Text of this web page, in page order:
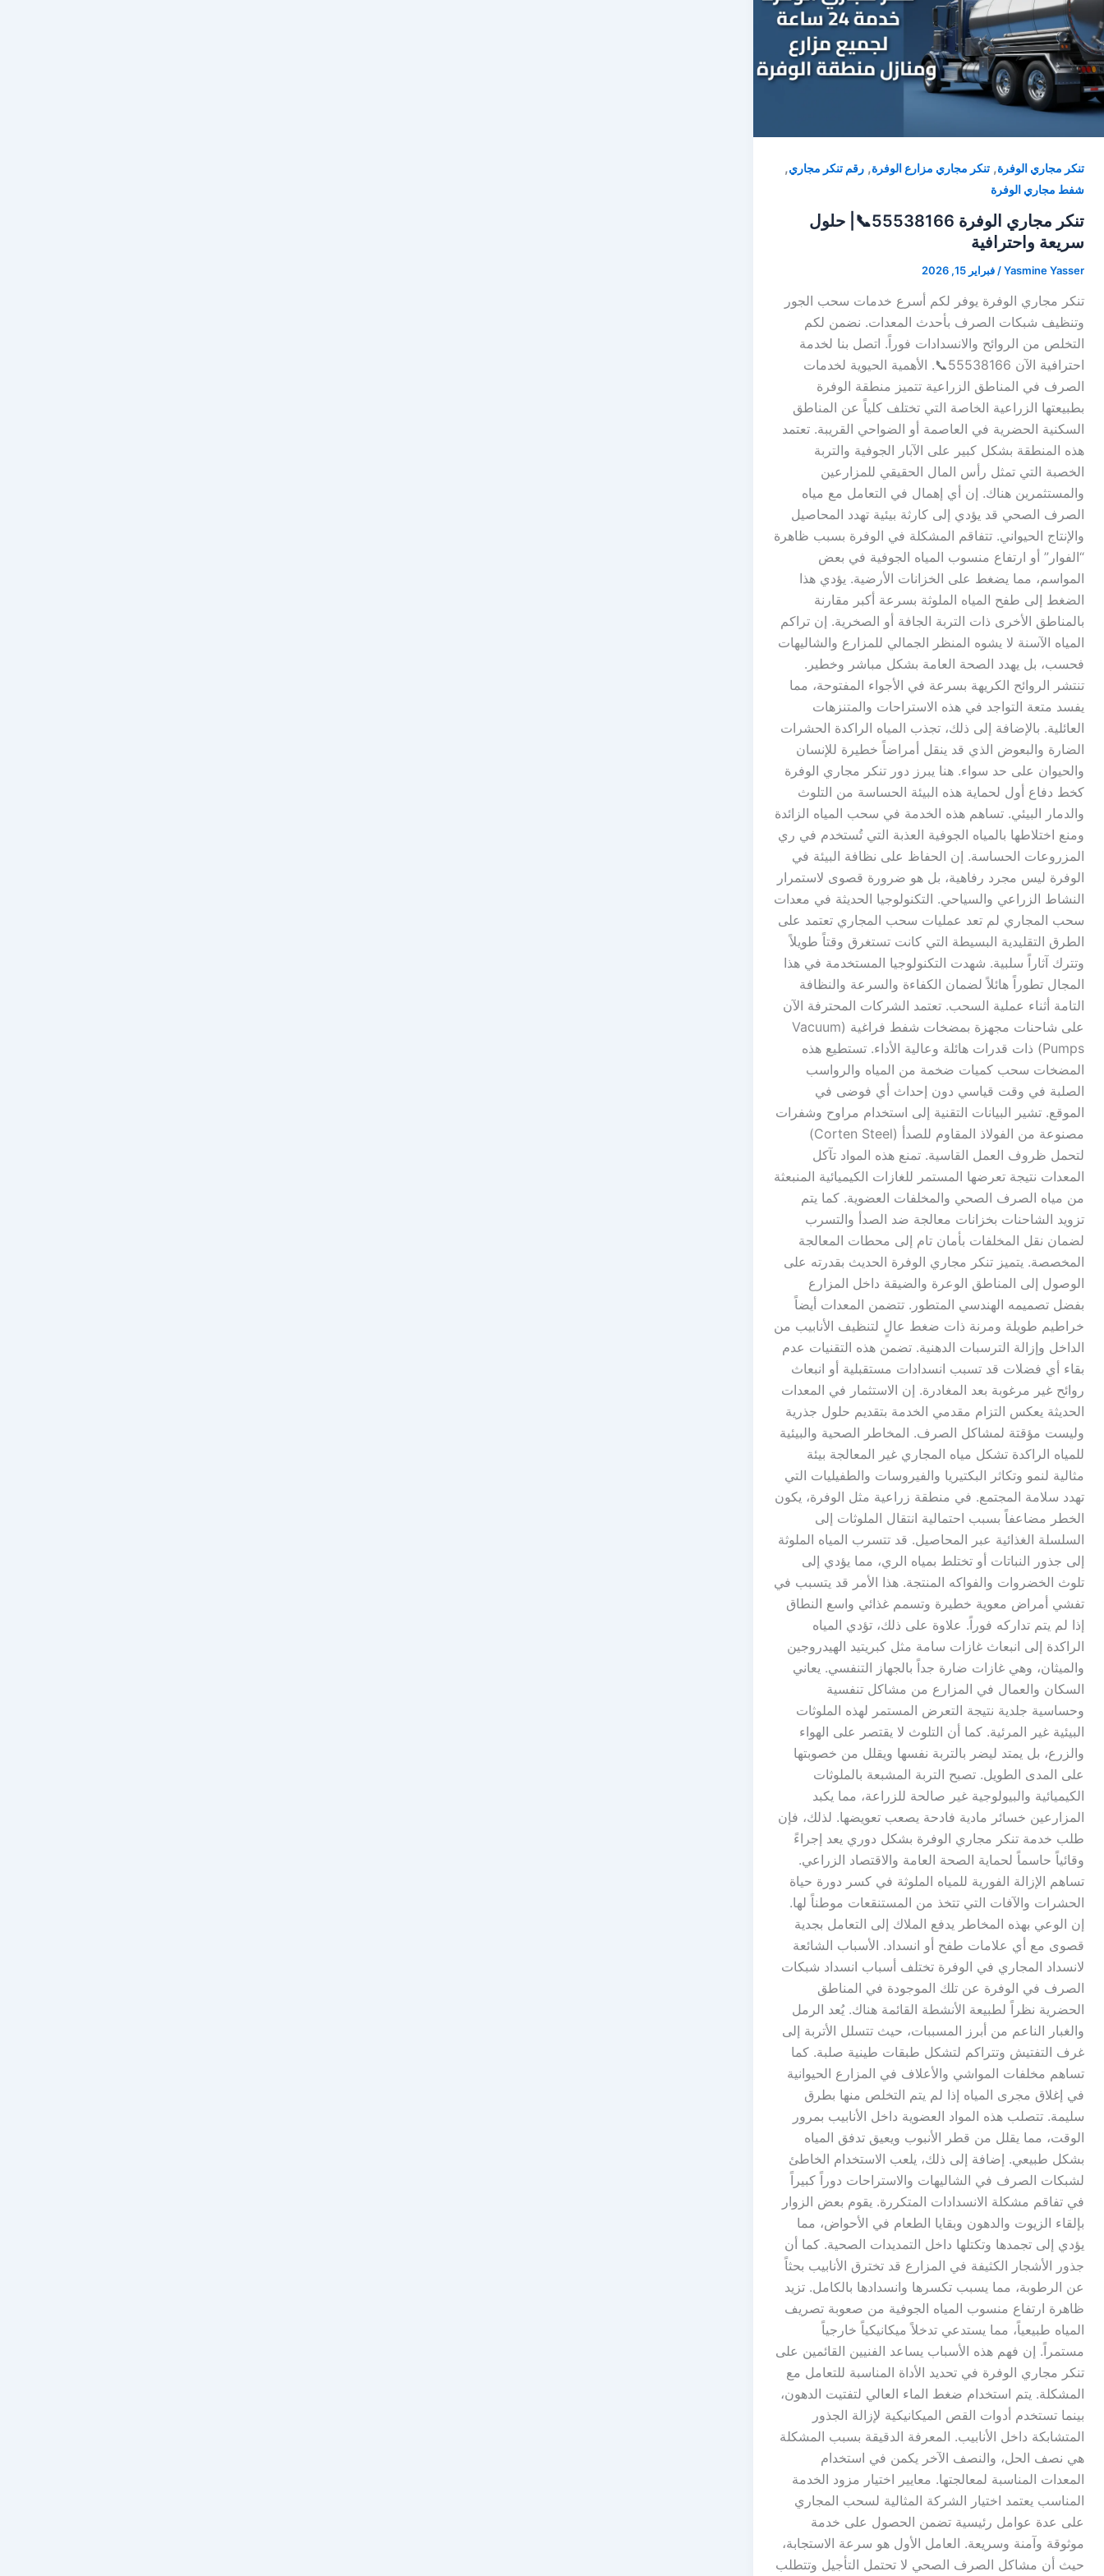
تنكر مجاري الوفرة, تنكر مجاري مزارع الوفرة, رقم تنكر مجاري,
شفط مجاري الوفرة
تنكر مجاري الوفرة 55538166📞| حلول
سريعة واحترافية
Yasmine Yasser
/ فبراير 15, 2026
تنكر مجاري الوفرة يوفر لكم أسرع خدمات سحب الجور
وتنظيف شبكات الصرف بأحدث المعدات. نضمن لكم
التخلص من الروائح والانسدادات فوراً. اتصل بنا لخدمة
احترافية الآن 55538166📞. الأهمية الحيوية لخدمات
الصرف في المناطق الزراعية تتميز منطقة الوفرة
بطبيعتها الزراعية الخاصة التي تختلف كلياً عن المناطق
السكنية الحضرية في العاصمة أو الضواحي القريبة. تعتمد
هذه المنطقة بشكل كبير على الآبار الجوفية والتربة
الخصبة التي تمثل رأس المال الحقيقي للمزارعين
والمستثمرين هناك. إن أي إهمال في التعامل مع مياه
الصرف الصحي قد يؤدي إلى كارثة بيئية تهدد المحاصيل
والإنتاج الحيواني. تتفاقم المشكلة في الوفرة بسبب ظاهرة
“الفوار” أو ارتفاع منسوب المياه الجوفية في بعض
المواسم، مما يضغط على الخزانات الأرضية. يؤدي هذا
الضغط إلى طفح المياه الملوثة بسرعة أكبر مقارنة
بالمناطق الأخرى ذات التربة الجافة أو الصخرية. إن تراكم
المياه الآسنة لا يشوه المنظر الجمالي للمزارع والشاليهات
فحسب، بل يهدد الصحة العامة بشكل مباشر وخطير.
تنتشر الروائح الكريهة بسرعة في الأجواء المفتوحة، مما
يفسد متعة التواجد في هذه الاستراحات والمتنزهات
العائلية. بالإضافة إلى ذلك، تجذب المياه الراكدة الحشرات
الضارة والبعوض الذي قد ينقل أمراضاً خطيرة للإنسان
والحيوان على حد سواء. هنا يبرز دور تنكر مجاري الوفرة
كخط دفاع أول لحماية هذه البيئة الحساسة من التلوث
والدمار البيئي. تساهم هذه الخدمة في سحب المياه الزائدة
ومنع اختلاطها بالمياه الجوفية العذبة التي تُستخدم في ري
المزروعات الحساسة. إن الحفاظ على نظافة البيئة في
الوفرة ليس مجرد رفاهية، بل هو ضرورة قصوى لاستمرار
النشاط الزراعي والسياحي. التكنولوجيا الحديثة في معدات
سحب المجاري لم تعد عمليات سحب المجاري تعتمد على
الطرق التقليدية البسيطة التي كانت تستغرق وقتاً طويلاً
وتترك آثاراً سلبية. شهدت التكنولوجيا المستخدمة في هذا
المجال تطوراً هائلاً لضمان الكفاءة والسرعة والنظافة
التامة أثناء عملية السحب. تعتمد الشركات المحترفة الآن
على شاحنات مجهزة بمضخات شفط فراغية (Vacuum
Pumps) ذات قدرات هائلة وعالية الأداء. تستطيع هذه
المضخات سحب كميات ضخمة من المياه والرواسب
الصلبة في وقت قياسي دون إحداث أي فوضى في
الموقع. تشير البيانات التقنية إلى استخدام مراوح وشفرات
مصنوعة من الفولاذ المقاوم للصدأ (Corten Steel)
لتحمل ظروف العمل القاسية. تمنع هذه المواد تآكل
المعدات نتيجة تعرضها المستمر للغازات الكيميائية المنبعثة
من مياه الصرف الصحي والمخلفات العضوية. كما يتم
تزويد الشاحنات بخزانات معالجة ضد الصدأ والتسرب
لضمان نقل المخلفات بأمان تام إلى محطات المعالجة
المخصصة. يتميز تنكر مجاري الوفرة الحديث بقدرته على
الوصول إلى المناطق الوعرة والضيقة داخل المزارع
بفضل تصميمه الهندسي المتطور. تتضمن المعدات أيضاً
خراطيم طويلة ومرنة ذات ضغط عالٍ لتنظيف الأنابيب من
الداخل وإزالة الترسبات الدهنية. تضمن هذه التقنيات عدم
بقاء أي فضلات قد تسبب انسدادات مستقبلية أو انبعاث
روائح غير مرغوبة بعد المغادرة. إن الاستثمار في المعدات
الحديثة يعكس التزام مقدمي الخدمة بتقديم حلول جذرية
وليست مؤقتة لمشاكل الصرف. المخاطر الصحية والبيئية
للمياه الراكدة تشكل مياه المجاري غير المعالجة بيئة
مثالية لنمو وتكاثر البكتيريا والفيروسات والطفيليات التي
تهدد سلامة المجتمع. في منطقة زراعية مثل الوفرة، يكون
الخطر مضاعفاً بسبب احتمالية انتقال الملوثات إلى
السلسلة الغذائية عبر المحاصيل. قد تتسرب المياه الملوثة
إلى جذور النباتات أو تختلط بمياه الري، مما يؤدي إلى
تلوث الخضروات والفواكه المنتجة. هذا الأمر قد يتسبب في
تفشي أمراض معوية خطيرة وتسمم غذائي واسع النطاق
إذا لم يتم تداركه فوراً. علاوة على ذلك، تؤدي المياه
الراكدة إلى انبعاث غازات سامة مثل كبريتيد الهيدروجين
والميثان، وهي غازات ضارة جداً بالجهاز التنفسي. يعاني
السكان والعمال في المزارع من مشاكل تنفسية
وحساسية جلدية نتيجة التعرض المستمر لهذه الملوثات
البيئية غير المرئية. كما أن التلوث لا يقتصر على الهواء
والزرع، بل يمتد ليضر بالتربة نفسها ويقلل من خصوبتها
على المدى الطويل. تصبح التربة المشبعة بالملوثات
الكيميائية والبيولوجية غير صالحة للزراعة، مما يكبد
المزارعين خسائر مادية فادحة يصعب تعويضها. لذلك، فإن
طلب خدمة تنكر مجاري الوفرة بشكل دوري يعد إجراءً
وقائياً حاسماً لحماية الصحة العامة والاقتصاد الزراعي.
تساهم الإزالة الفورية للمياه الملوثة في كسر دورة حياة
الحشرات والآفات التي تتخذ من المستنقعات موطناً لها.
إن الوعي بهذه المخاطر يدفع الملاك إلى التعامل بجدية
قصوى مع أي علامات طفح أو انسداد. الأسباب الشائعة
لانسداد المجاري في الوفرة تختلف أسباب انسداد شبكات
الصرف في الوفرة عن تلك الموجودة في المناطق
الحضرية نظراً لطبيعة الأنشطة القائمة هناك. يُعد الرمل
والغبار الناعم من أبرز المسببات، حيث تتسلل الأتربة إلى
غرف التفتيش وتتراكم لتشكل طبقات طينية صلبة. كما
تساهم مخلفات المواشي والأعلاف في المزارع الحيوانية
في إغلاق مجرى المياه إذا لم يتم التخلص منها بطرق
سليمة. تتصلب هذه المواد العضوية داخل الأنابيب بمرور
الوقت، مما يقلل من قطر الأنبوب ويعيق تدفق المياه
بشكل طبيعي. إضافة إلى ذلك، يلعب الاستخدام الخاطئ
لشبكات الصرف في الشاليهات والاستراحات دوراً كبيراً
في تفاقم مشكلة الانسدادات المتكررة. يقوم بعض الزوار
بإلقاء الزيوت والدهون وبقايا الطعام في الأحواض، مما
يؤدي إلى تجمدها وتكتلها داخل التمديدات الصحية. كما أن
جذور الأشجار الكثيفة في المزارع قد تخترق الأنابيب بحثاً
عن الرطوبة، مما يسبب تكسرها وانسدادها بالكامل. تزيد
ظاهرة ارتفاع منسوب المياه الجوفية من صعوبة تصريف
المياه طبيعياً، مما يستدعي تدخلاً ميكانيكياً خارجياً
مستمراً. إن فهم هذه الأسباب يساعد الفنيين القائمين على
تنكر مجاري الوفرة في تحديد الأداة المناسبة للتعامل مع
المشكلة. يتم استخدام ضغط الماء العالي لتفتيت الدهون،
بينما تستخدم أدوات القص الميكانيكية لإزالة الجذور
المتشابكة داخل الأنابيب. المعرفة الدقيقة بسبب المشكلة
هي نصف الحل، والنصف الآخر يكمن في استخدام
المعدات المناسبة لمعالجتها. معايير اختيار مزود الخدمة
المناسب يعتمد اختيار الشركة المثالية لسحب المجاري
على عدة عوامل رئيسية تضمن الحصول على خدمة
موثوقة وآمنة وسريعة. العامل الأول هو سرعة الاستجابة،
حيث أن مشاكل الصرف الصحي لا تحتمل التأجيل وتتطلب